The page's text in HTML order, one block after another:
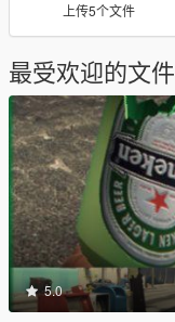
上传5个文件
最受欢迎的文件
5.0